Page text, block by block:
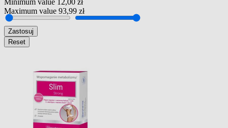
Maximum value 93,99 zł
Zastosuj
Reset